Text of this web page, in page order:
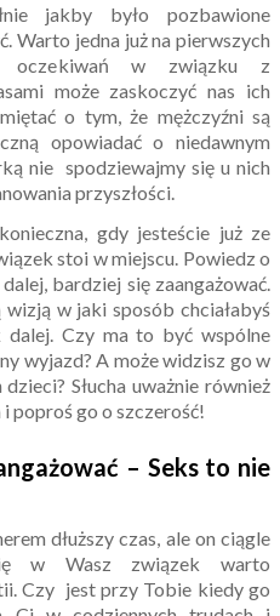
jakby było pozbawione
Warto jedna już na pierwszych
oczekiwań w związku z
może zaskoczyć nas ich
o tym, że mężczyźni są
opowiadać o niedawnym
nie spodziewajmy się u nich
przyszłości.
gdy jesteście już ze
stoi w miejscu. Powiedz o
bardziej się zaangażować.
w jaki sposób chciałabyś
dalej. Czy ma to być wspólne
wyjazd? A może widzisz go w
Słucha uważnie również
poproś go o szczerość!
– Seks to nie
dłuższy czas, ale on ciągle
w Wasz związek warto
Czy jest przy Tobie kiedy go